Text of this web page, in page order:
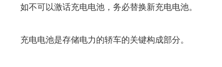
如不可以激话充电电池，务必替换新充电电池。
充电电池是存储电力的轿车的关键构成部分。